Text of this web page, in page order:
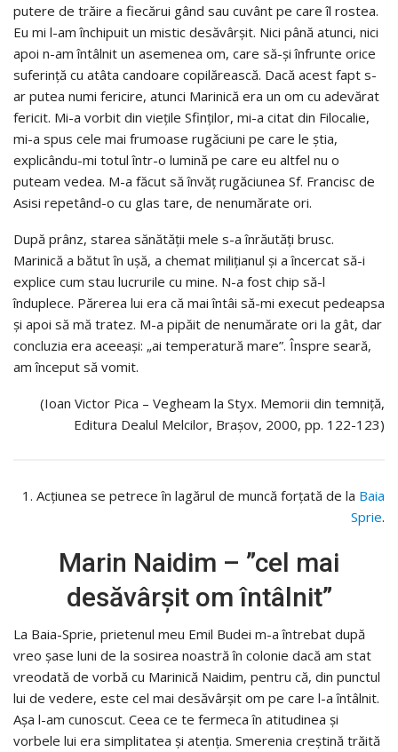
putere de trăire a fiecărui gând sau cuvânt pe care îl rostea.
Eu mi l-am închipuit un mistic desăvârșit. Nici până atunci, nici
apoi n-am întâlnit un asemenea om, care să-și înfrunte orice
suferință cu atâta candoare copilărească. Dacă acest fapt s-
ar putea numi fericire, atunci Marinică era un om cu adevărat
fericit. Mi-a vorbit din viețile Sfinților, mi-a citat din Filocalie,
mi-a spus cele mai frumoase rugăciuni pe care le știa,
explicându-mi totul într-o lumină pe care eu altfel nu o
puteam vedea. M-a făcut să învăț rugăciunea Sf. Francisc de
Asisi repetând-o cu glas tare, de nenumărate ori.
După prânz, starea sănătății mele s-a înrăutăți brusc.
Marinică a bătut în ușă, a chemat milițianul și a încercat să-i
explice cum stau lucrurile cu mine. N-a fost chip să-l
înduplece. Părerea lui era că mai întâi să-mi execut pedeapsa
și apoi să mă tratez. M-a pipăit de nenumărate ori la gât, dar
concluzia era aceeași: „ai temperatură mare”. Înspre seară,
am început să vomit.
(Ioan Victor Pica – Vegheam la Styx. Memorii din temniță,
Editura Dealul Melcilor, Brașov, 2000, pp. 122-123)
1. Acțiunea se petrece în lagărul de muncă forțată de la Baia
Sprie.
Marin Naidim – ”cel mai
desăvârșit om întâlnit”
La Baia-Sprie, prietenul meu Emil Budei m-a întrebat după
vreo șase luni de la sosirea noastră în colonie dacă am stat
vreodată de vorbă cu Marinică Naidim, pentru că, din punctul
lui de vedere, este cel mai desăvârșit om pe care l-a întâlnit.
Așa l-am cunoscut. Ceea ce te fermeca în atitudinea și
vorbele lui era simplitatea și atenția. Smerenia creștină trăită